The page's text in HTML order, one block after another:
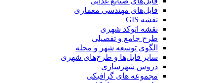
فایل‌های مهندسی معماری
نقشه GIS
نقشه اتوکد شهری
طرح جامع و تفصیلی
الگوی توسعه شهر و محله
سایر فایل‌ها و طرح‌های شهری
دروس شهرسازی
مجموعه های گرافیکی